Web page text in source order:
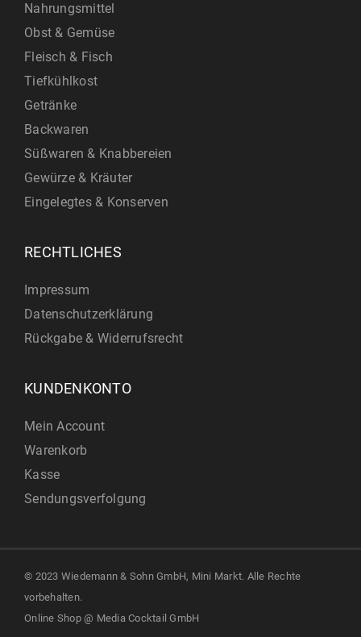
Nahrungsmittel
Obst & Gemüse
Fleisch & Fisch
Tiefkühlkost
Getränke
Backwaren
Süßwaren & Knabbereien
Gewürze & Kräuter
Eingelegtes & Konserven
RECHTLICHES
Impressum
Datenschutzerklärung
Rückgabe & Widerrufsrecht
KUNDENKONTO
Mein Account
Warenkorb
Kasse
Sendungsverfolgung
© 2023 Wiedemann & Sohn GmbH, Mini Markt. Alle Rechte
vorbehalten.
Online Shop @ Media Cocktail GmbH